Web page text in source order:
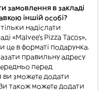
замовлення в закладі
іншій особі?
надіслати
«Malvee’s Pizza Tacos»,
це в форматі подарунка.
правильну адресу
перед
ви зможете додати
також можете додати